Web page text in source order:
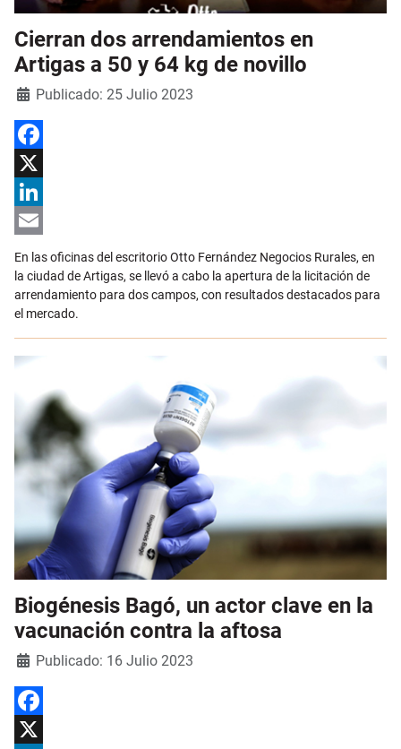
Cierran dos arrendamientos en
Artigas a 50 y 64 kg de novillo
Detalles
Publicado: 25 Julio 2023
Facebook
X
LinkedIn
Email
En las oficinas del escritorio Otto Fernández Negocios Rurales, en
la ciudad de Artigas, se llevó a cabo la apertura de la licitación de
arrendamiento para dos campos, con resultados destacados para
el mercado.
Biogénesis Bagó, un actor clave en la
vacunación contra la aftosa
Detalles
Publicado: 16 Julio 2023
Facebook